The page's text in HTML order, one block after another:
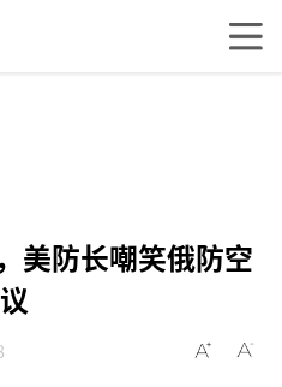
美防长嘲笑俄防空